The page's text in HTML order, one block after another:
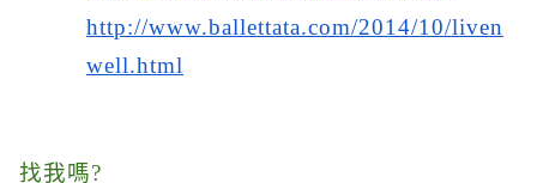
http://www.ballettata.com/2014/10/liven
well.html
找我嗎?